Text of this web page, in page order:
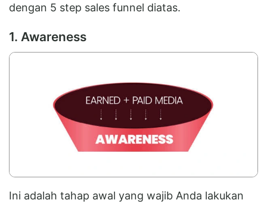
dengan 5 step sales funnel diatas.
1. Awareness
Ini adalah tahap awal yang wajib Anda lakukan